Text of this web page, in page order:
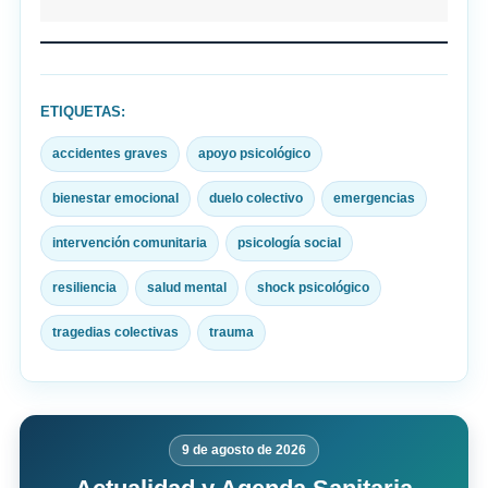
ETIQUETAS:
accidentes graves apoyo psicológico
bienestar emocional duelo colectivo emergencias
intervención comunitaria psicología social
resiliencia salud mental shock psicológico
tragedias colectivas trauma
9 de agosto de 2026